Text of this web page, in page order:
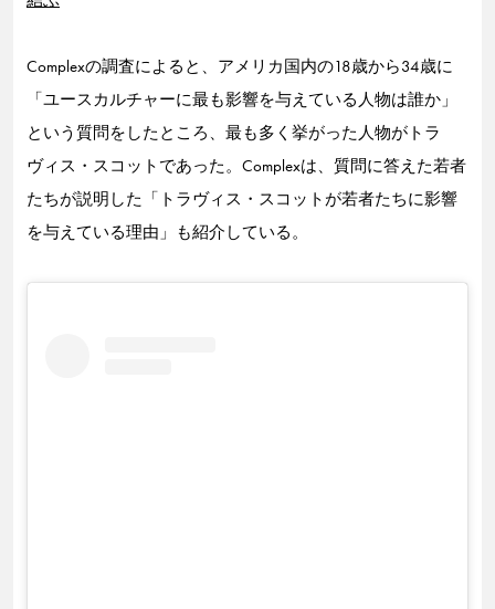
Complexの調査によると、アメリカ国内の18歳から34歳に
「ユースカルチャーに最も影響を与えている人物は誰か」
という質問をしたところ、最も多く挙がった人物がトラ
ヴィス・スコットであった。Complexは、質問に答えた若者
たちが説明した「トラヴィス・スコットが若者たちに影響
を与えている理由」も紹介している。